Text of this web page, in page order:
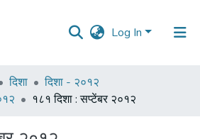
Log In
दिशा
दिशा - २०१२
१८१ दिशा : सप्टेंबर २०१२